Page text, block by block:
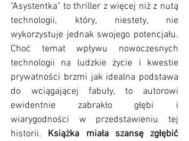
"Asystentka" to thriller z więcej niż z nutą
technologii, który, niestety, nie
wykorzystuje jednak swojego potencjału.
Choć temat wpływu nowoczesnych
technologii na ludzkie życie i kwestie
prywatności brzmi jak idealna podstawa
do wciągającej fabuły, to autorowi
ewidentnie zabrakło głębi i
wiarygodności w przedstawieniu tej
historii. Książka miała szansę zgłębić